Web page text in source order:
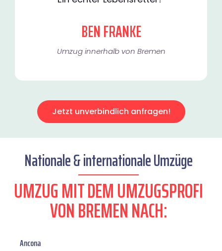
BEN FRANKE
Umzug innerhalb von Bremen​
Jetzt unverbindlich anfragen!
Nationale & internationale Umzüge
UMZUG MIT DEM UMZUGSPROFI
VON BREMEN NACH:
Ancona